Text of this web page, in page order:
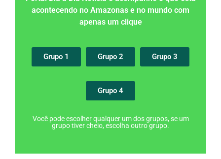
acontecendo no Amazonas e no mundo com
apenas um clique
Grupo 1 Grupo 2 Grupo 3
Grupo 4
Você pode escolher qualquer um dos grupos, se um
grupo tiver cheio, escolha outro grupo.